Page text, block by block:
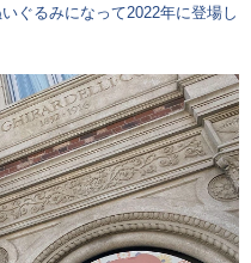
ぐるみになって2022年に登場し